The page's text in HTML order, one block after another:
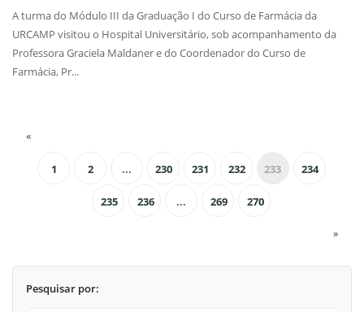
A turma do Módulo III da Graduação I do Curso de Farmácia da
URCAMP visitou o Hospital Universitário, sob acompanhamento da
Professora Graciela Maldaner e do Coordenador do Curso de
Farmácia, Pr...
«
1 2 ... 230 231 232 233 234
235 236 ... 269 270
»
Pesquisar por: